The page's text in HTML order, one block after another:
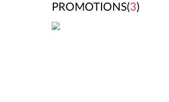
PROMOTIONS(3)